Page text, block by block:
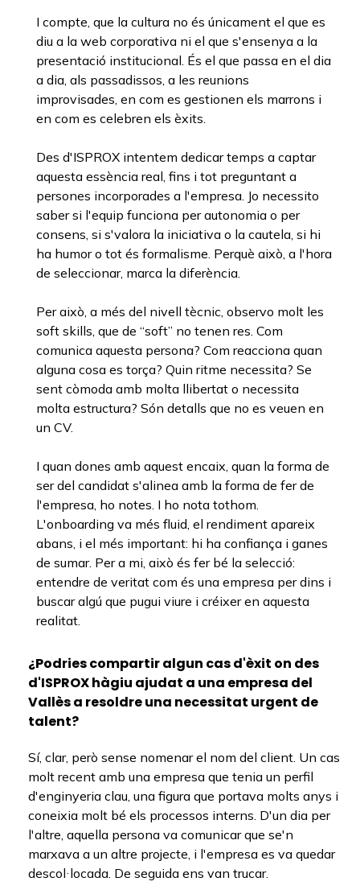
I compte, que la cultura no és únicament el que es
diu a la web corporativa ni el que s'ensenya a la
presentació institucional. És el que passa en el dia
a dia, als passadissos, a les reunions
improvisades, en com es gestionen els marrons i
en com es celebren els èxits.
Des d'ISPROX intentem dedicar temps a captar
aquesta essència real, fins i tot preguntant a
persones incorporades a l'empresa. Jo necessito
saber si l'equip funciona per autonomia o per
consens, si s'valora la iniciativa o la cautela, si hi
ha humor o tot és formalisme. Perquè això, a l'hora
de seleccionar, marca la diferència.
Per això, a més del nivell tècnic, observo molt les
soft skills, que de “soft” no tenen res. Com
comunica aquesta persona? Com reacciona quan
alguna cosa es torça? Quin ritme necessita? Se
sent còmoda amb molta llibertat o necessita
molta estructura? Són detalls que no es veuen en
un CV.
I quan dones amb aquest encaix, quan la forma de
ser del candidat s'alinea amb la forma de fer de
l'empresa, ho notes. I ho nota tothom.
L'onboarding va més fluid, el rendiment apareix
abans, i el més important: hi ha confiança i ganes
de sumar. Per a mi, això és fer bé la selecció:
entendre de veritat com és una empresa per dins i
buscar algú que pugui viure i créixer en aquesta
realitat.
¿Podries compartir algun cas d'èxit on des
d'ISPROX hàgiu ajudat a una empresa del
Vallès a resoldre una necessitat urgent de
talent?
Sí, clar, però sense nomenar el nom del client. Un cas
molt recent amb una empresa que tenia un perfil
d'enginyeria clau, una figura que portava molts anys i
coneixia molt bé els processos interns. D'un dia per
l'altre, aquella persona va comunicar que se'n
marxava a un altre projecte, i l'empresa es va quedar
descol·locada. De seguida ens van trucar.